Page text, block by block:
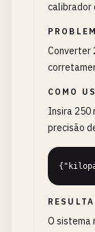
calibrador
Converter
COMO
Insira 250
precisão
O sistema